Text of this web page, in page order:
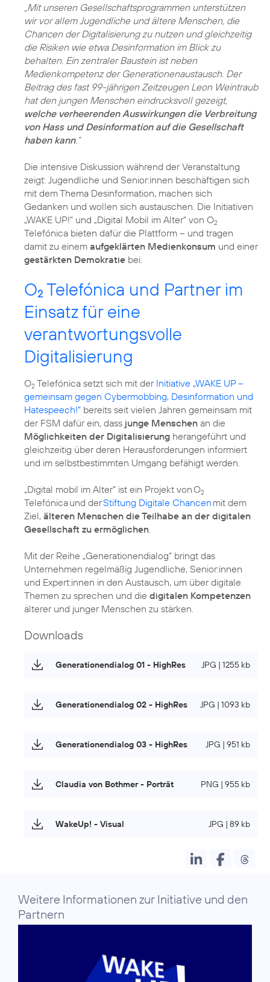
„Mit unseren Gesellschaftsprogrammen unterstützen
wir vor allem Jugendliche und ältere Menschen, die
Chancen der Digitalisierung zu nutzen und gleichzeitig
die Risiken wie etwa Desinformation im Blick zu
behalten. Ein zentraler Baustein ist neben
Medienkompetenz der Generationenaustausch. Der
Beitrag des fast 99-jährigen Zeitzeugen Leon Weintraub
hat den jungen Menschen eindrucksvoll gezeigt,
welche verheerenden Auswirkungen die Verbreitung
von Hass und Desinformation auf die Gesellschaft
haben kann.“
Die intensive Diskussion während der Veranstaltung
zeigt: Jugendliche und Senior:innen beschäftigen sich
mit dem Thema Desinformation, machen sich
Gedanken und wollen sich austauschen. Die Initiativen
„WAKE UP!“ und „Digital Mobil im Alter“ von O2
Telefónica bieten dafür die Plattform – und tragen
damit zu einem aufgeklärten Medienkonsum und einer
gestärkten Demokratie bei.
O2 Telefónica und Partner im
Einsatz für eine
verantwortungsvolle
Digitalisierung
O2 Telefónica setzt sich mit der Initiative „WAKE UP –
gemeinsam gegen Cybermobbing, Desinformation und
Hatespeech!“ bereits seit vielen Jahren gemeinsam mit
der FSM dafür ein, dass junge Menschen an die
Möglichkeiten der Digitalisierung herangeführt und
gleichzeitig über deren Herausforderungen informiert
und im selbstbestimmten Umgang befähigt werden.
„Digital mobil im Alter“ ist ein Projekt von O2
Telefónica und derStiftung Digitale Chancen mit dem
Ziel, älteren Menschen die Teilhabe an der digitalen
Gesellschaft zu ermöglichen.
Mit der Reihe „Generationendialog“ bringt das
Unternehmen regelmäßig Jugendliche, Senior:innen
und Expert:innen in den Austausch, um über digitale
Themen zu sprechen und die digitalen Kompetenzen
älterer und junger Menschen zu stärken.
Downloads
Generationendialog 01 - HighRes JPG | 1255 kb
Generationendialog 02 - HighRes JPG | 1093 kb
Generationendialog 03 - HighRes JPG | 951 kb
Claudia von Bothmer - Porträt PNG | 955 kb
WakeUp! - Visual JPG | 89 kb
Weitere Informationen zur Initiative und den
Partnern